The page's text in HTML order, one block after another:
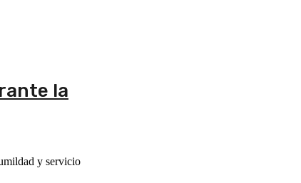
la
y servicio